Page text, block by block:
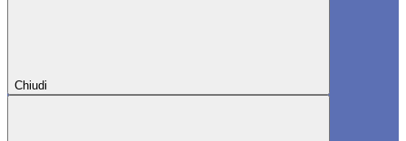
Chiudi